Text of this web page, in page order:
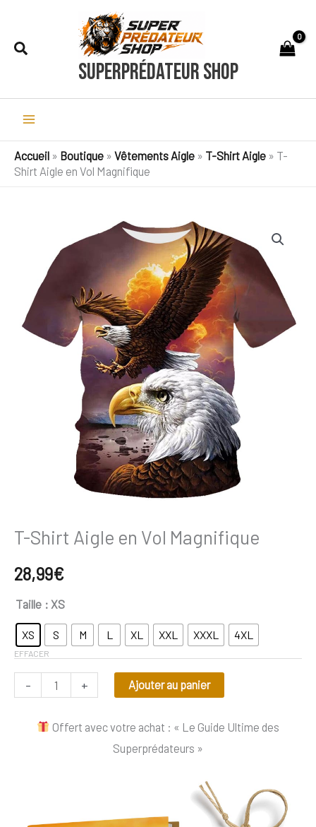
contenu
Rechercher
SuperPrédateur Shop
Accueil » Boutique » Vêtements Aigle » T-Shirt Aigle » T-
Shirt Aigle en Vol Magnifique
T-Shirt Aigle en Vol Magnifique
28,99€
Taille : XS
XS S M L XL XXL XXXL 4XL
EFFACER
-
Aigle
en
+ Ajouter au panier
Offert avec votre achat : « Le Guide Ultime des
Superprédateurs »